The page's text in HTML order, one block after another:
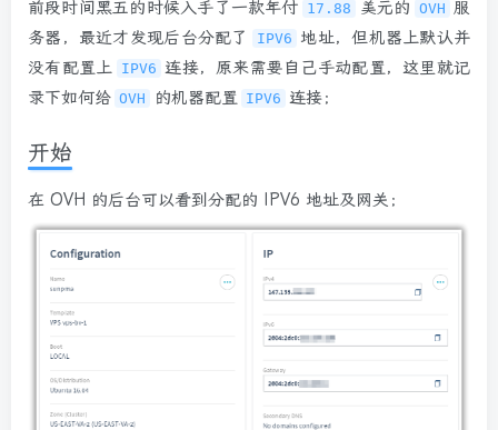
前段时间黑五的时候入手了一款年付 17.88 美元的 OVH 服
务器，最近才发现后台分配了
IPV6 地址，但机器上默认并
没有配置上 IPV6 连接，原来需要自己手动配置，这里就记
录下如何给 OVH 的机器配置 IPV6 连接；
开始
在 OVH 的后台可以看到分配的 IPV6 地址及网关；